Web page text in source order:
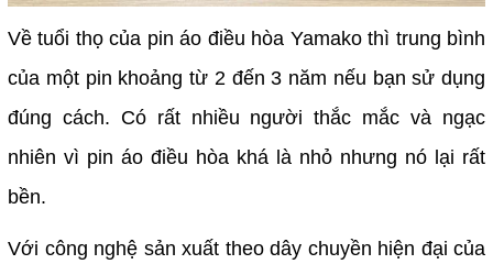
Về tuổi thọ của pin áo điều hòa Yamako thì trung bình
của một pin khoảng từ 2 đến 3 năm nếu bạn sử dụng
đúng cách. Có rất nhiều người thắc mắc và ngạc
nhiên vì pin áo điều hòa khá là nhỏ nhưng nó lại rất
bền.
Với công nghệ sản xuất theo dây chuyền hiện đại của